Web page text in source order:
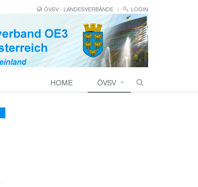
ÖVSV - LANDESVERBÄNDE LOGIN
HOME ÖVSV